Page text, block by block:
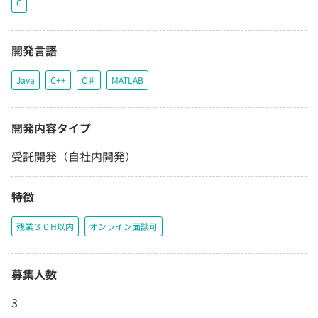
C
開発言語
Java C++ C＃ MATLAB
開発内容タイプ
受託開発（自社内開発）
特徴
残業３０H以内 オンライン面談可
募集人数
3